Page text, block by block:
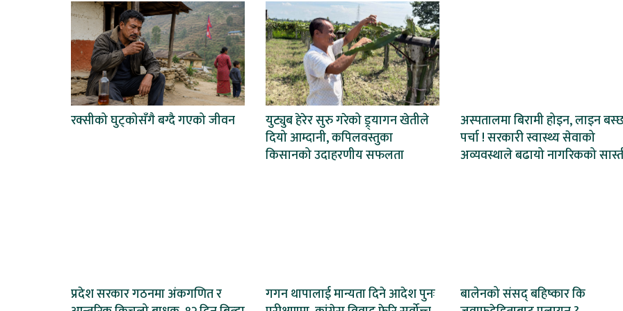
रक्सीको घुट्कोसँगै बग्दै गएको जीवन
युट्युब हेरेर सुरु गरेको ड्र्यागन खेतीले
दियो आम्दानी, कपिलवस्तुका
किसानको उदाहरणीय सफलता
अस्पतालमा बिरामी होइन, लाइन
पर्चा ! सरकारी स्वास्थ्य सेवाको
अव्यवस्थाले बढायो नागरिकको
प्रदेश सरकार गठनमा अंकगणित र
गगन थापालाई मान्यता दिने आदेश पुनः
बालेनको संसद् बहिष्कार कि